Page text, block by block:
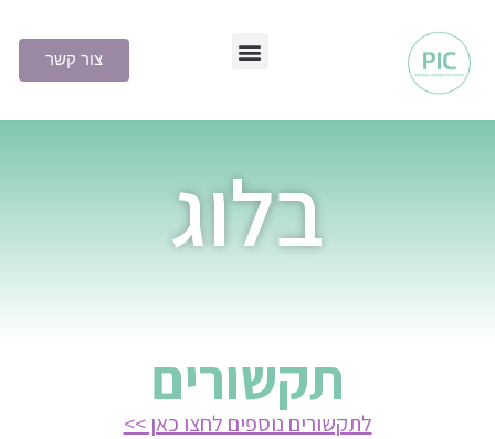
צור קשר
בלוג
תקשורים
לתקשורים נוספים לחצו כאן >>